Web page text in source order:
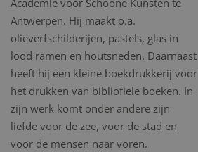
Academie voor Schoone Kunsten te
Antwerpen. Hij maakt o.a.
olieverfschilderijen, pastels, glas in
lood ramen en houtsneden. Daarnaast
heeft hij een kleine boekdrukkerij voor
het drukken van bibliofiele boeken. In
zijn werk komt onder andere zijn
liefde voor de zee, voor de stad en
voor de mensen naar voren.